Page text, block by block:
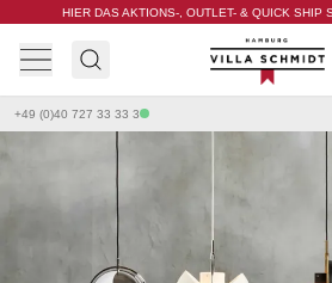
HIER DAS AKTIONS-, OUTLET- & QUICK SHIP
Villa Schmidt
+49 (0)40 727 33 33 3